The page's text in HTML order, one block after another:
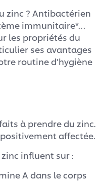
zinc ? Antibactérien
immunitaire*…
les propriétés du
ses avantages
routine d’hygiène
à prendre du zinc.
affectée.
influent sur :
A dans le corps